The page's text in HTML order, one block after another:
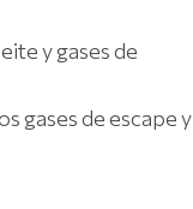
y gases de
gases de escape y